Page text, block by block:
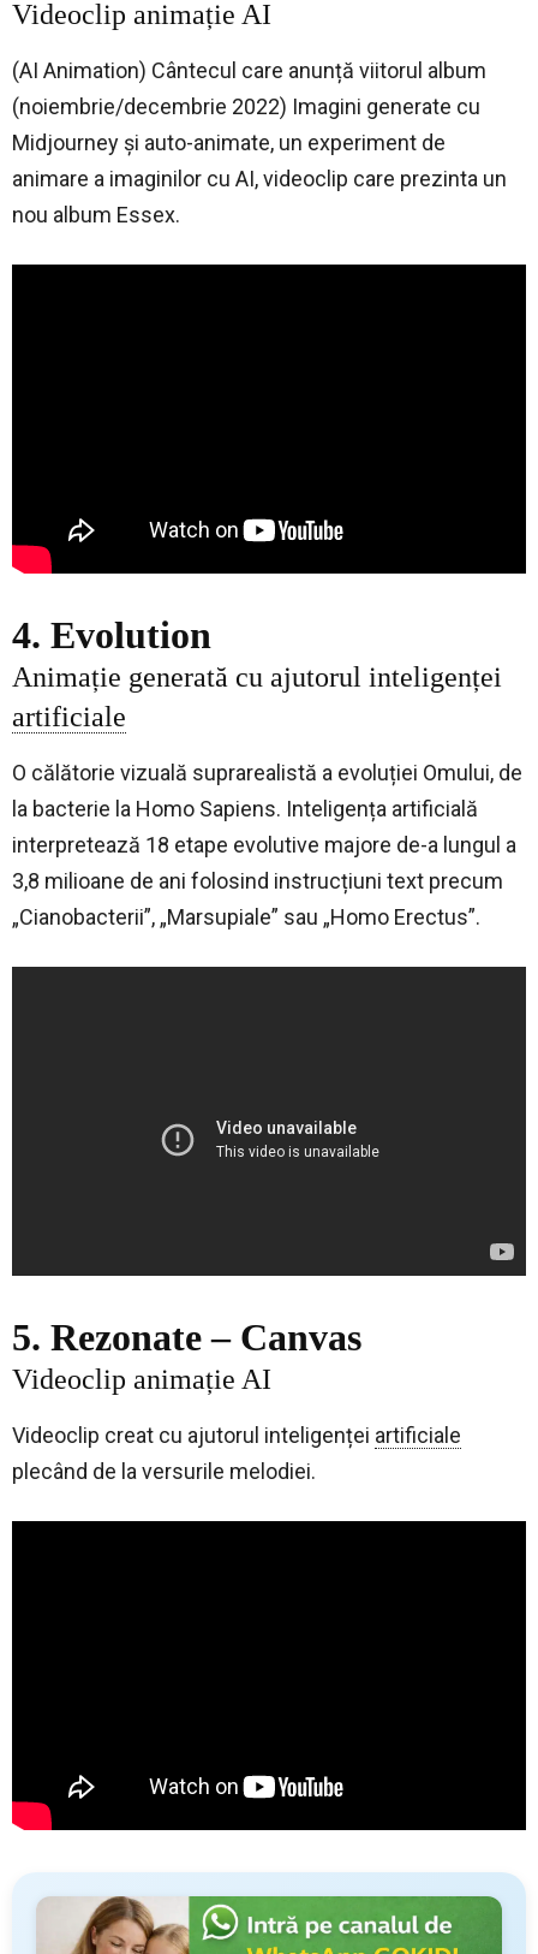
Videoclip animație AI
(AI Animation) Cântecul care anunță viitorul album
(noiembrie/decembrie 2022) Imagini generate cu
Midjourney și auto-animate, un experiment de
animare a imaginilor cu AI, videoclip care prezinta un
nou album Essex.
4. Evolution
Animație generată cu ajutorul inteligenței
artificiale
O călătorie vizuală suprarealistă a evoluției Omului, de
la bacterie la Homo Sapiens. Inteligența artificială
interpretează 18 etape evolutive majore de-a lungul a
3,8 milioane de ani folosind instrucțiuni text precum
„Cianobacterii”, „Marsupiale” sau „Homo Erectus”.
5. Rezonate – Canvas
Videoclip animație AI
Videoclip creat cu ajutorul inteligenței artificiale
plecând de la versurile melodiei.